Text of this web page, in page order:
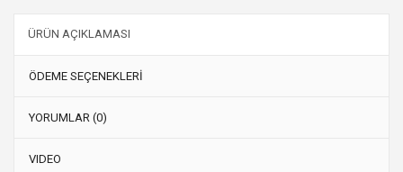
ÜRÜN AÇIKLAMASI
ÖDEME SEÇENEKLERİ
YORUMLAR (0)
VIDEO